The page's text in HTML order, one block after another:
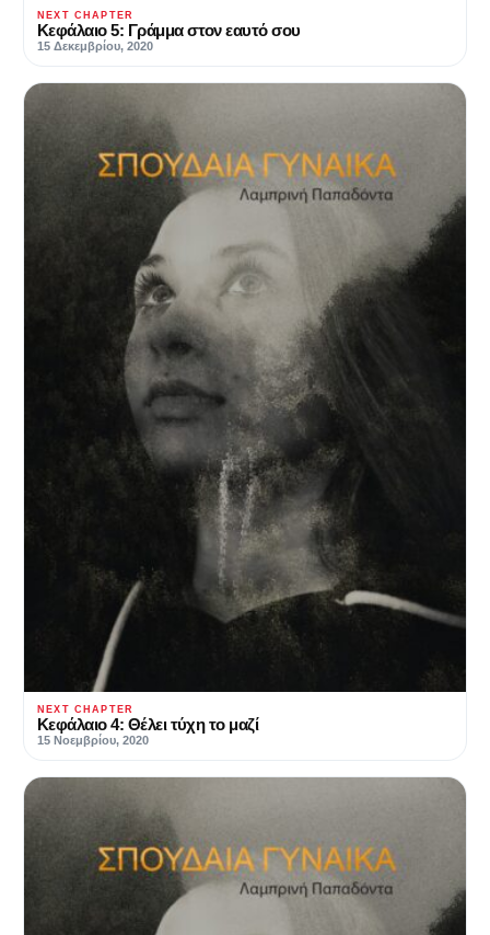
NEXT CHAPTER
Κεφάλαιο 5: Γράμμα στον εαυτό σου
15 Δεκεμβρίου, 2020
NEXT CHAPTER
Κεφάλαιο 4: Θέλει τύχη το μαζί
15 Νοεμβρίου, 2020